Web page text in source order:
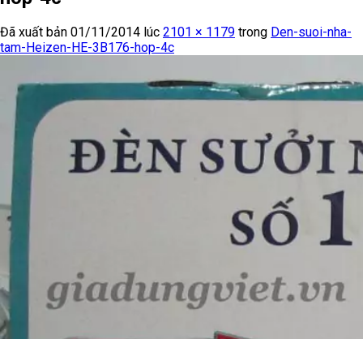
Đã xuất bản 01/11/2014 lúc 2101 × 1179 trong Den-suoi-nha-
tam-Heizen-HE-3B176-hop-4c